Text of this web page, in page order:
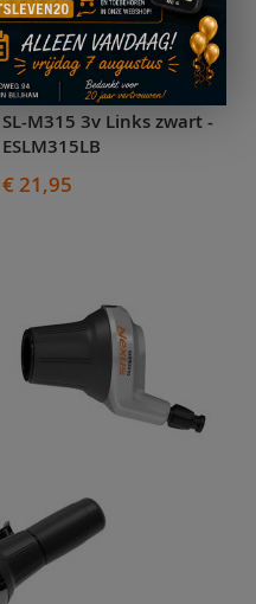
Versteller Shimano Acera
SL-M315 3v Links zwart -
ESLM315LB
€ 21,95